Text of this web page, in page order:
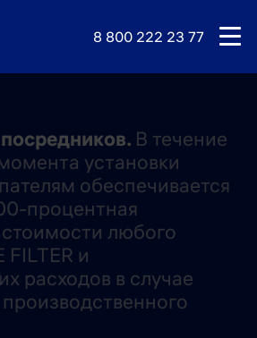
8 800 222 23 77
В течение
установки
обеспечивается
процентная
любого
FILTER и
расходов в случае